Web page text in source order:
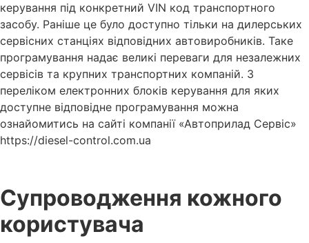
керування під конкретний VIN код транспортного
засобу. Раніше це було доступно тільки на дилерських
сервісних станціях відповідних автовиробників. Таке
програмування надає великі переваги для незалежних
сервісів та крупних транспортних компаній. З
переліком електронних блоків керування для яких
доступне відповідне програмування можна
ознайомитись на сайті компанії «Автоприлад Сервіс»
https://diesel-control.com.ua
Супроводження кожного
користувача